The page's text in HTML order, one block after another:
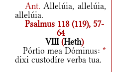
Ant.Allelúia, allelúia,
allelúia.
Psalmus 118 (119), 57-
64
VIII (Heth)
Pórtio mea Dóminus: *
dixi custodíre verba tua.